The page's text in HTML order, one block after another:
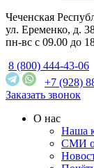
Чеченская
ул. Еременко, д.
пн-вс с 09.00 до
8 (800) 444-43-06
+7 (928)
Заказать звонок
О нас
Наша
СМИ о